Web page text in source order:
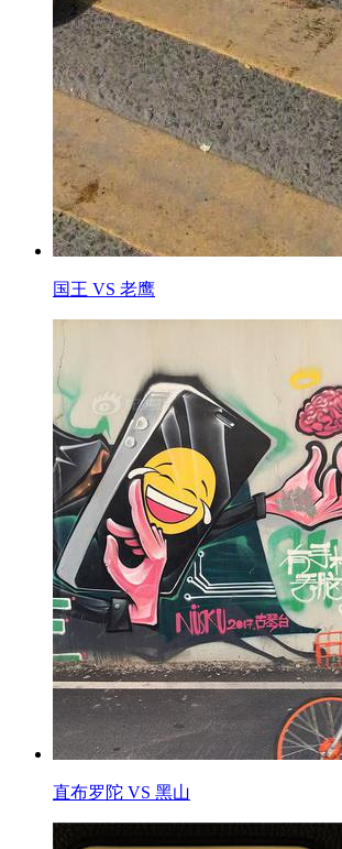
国王 VS 老鹰
直布罗陀 VS 黑山